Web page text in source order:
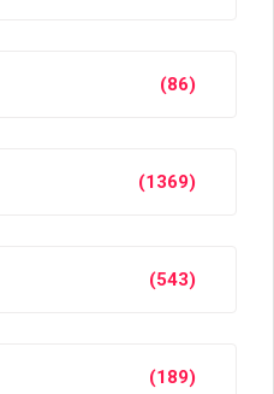
(86)
(1369)
(543)
(189)